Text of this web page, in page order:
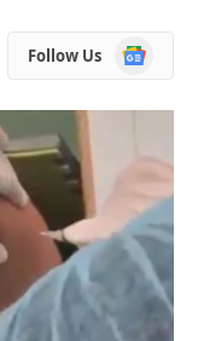
Follow Us
Google
News